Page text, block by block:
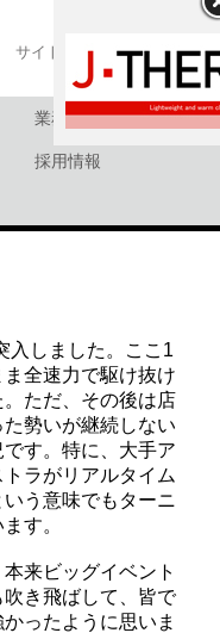
サイトマップ
業務案内
採用情報
入しました。ここ1
全速力で駆け抜け
ただ、その後は店
勢いが継続しない
す。特に、大手ア
ラがリアルタイム
う意味でもターニ
す。
来ビッグイベント
き飛ばして、皆で
ったように思いま